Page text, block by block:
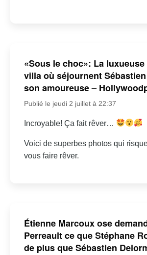
«Sous le choc»: La
villa où séjournent
son amoureuse –
Publié le jeudi 2 juillet à 22:37
Incroyable! Ça fait rêver…
Voici de superbes photos qui
vous faire rêver.
Étienne Marcoux ose
Perreault ce que Stéphane
de plus que Sébastien